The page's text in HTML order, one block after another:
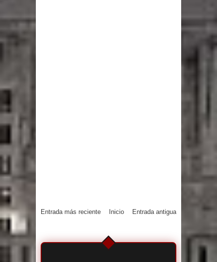
Entrada más reciente Entrada antigua
Inicio